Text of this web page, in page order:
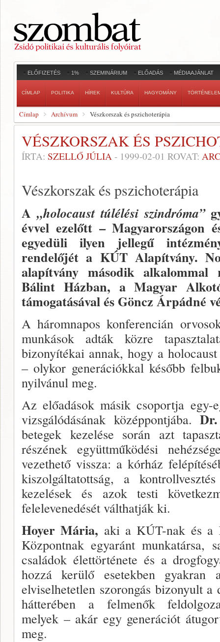
ELŐFIZETÉS 1% SZEMINÁRIUM ELŐADÁS MÉDIAAJÁNLAT
CÍMLAP POLITIKA HÍREK KULTÚRA HAGYOMÁNY
Címlap Archívum Vészkorszak és pszichoterápia
VÉSZKORSZAK ÉS
ÍRTA: SZELLŐ JÚLIA - 1999-02-01 ROVAT:
Vészkorszak és pszichoterápia
A„holocaust túlélési szindróma”
évvel ezelőtt – Magyarországon
egyedüli ilyen jel­legű
rendelőjét a KÚT Alapítvány.
alapít­vány második alkalommal
Bálint Házban, a Magyar
támogatásával és Göncz Árpádné
A háromnapos konferencián
munkások adták közre
bizonyítékai annak, hogy a
– oly­kor generációkkal később
nyilvánul meg.
Az előadások másik csoportja egy-
vizsgálódá­sának középpontjába.
betegek kezelése so­rán azt
részének együttműködési
vezethető vis­sza: a kórház
kiszolgáltatottság, a
kezelések és azok testi
felelevenedé­sét válthatják ki.
Hoyer Mária, aki a KÚT-nak és a
Központnak egyaránt munkatársa,
családok élettörténete és a
hozzá kerülő esetekben gyakran
elviselhetetlen szo­rongás bizonyult
hátterében a felmenők
melyek – akár egy generációt
meg.